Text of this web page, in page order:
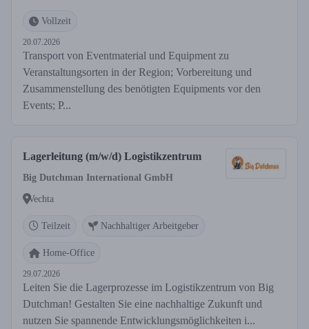
Vollzeit
20.07.2026
Transport von Eventmaterial und Equipment zu
Veranstaltungsorten in der Region; Vorbereitung und
Zusammenstellung des benötigten Equipments vor den
Events; P...
Lagerleitung (m/w/d) Logistikzentrum
Big Dutchman International GmbH
Vechta
Teilzeit Nachhaltiger Arbeitgeber
Home-Office
29.07.2026
Leiten Sie die Lagerprozesse im Logistikzentrum von Big
Dutchman! Gestalten Sie eine nachhaltige Zukunft und
nutzen Sie spannende Entwicklungsmöglichkeiten i...